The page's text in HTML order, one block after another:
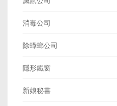
消毒公司
除蟑螂公司
隱形鐵窗
新娘秘書